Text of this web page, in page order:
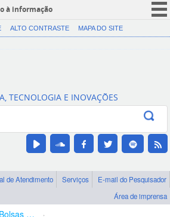
à informação
CORONAVÍRUS (COVID-19)
Canais
ALTO CONTRASTE MAPA DO SITE
TECNOLOGIA E INOVAÇÕES
de Atendimento Serviços
E-mail do Pesquisador
Área de imprensa
Bolsas e Auxílios Vigentes